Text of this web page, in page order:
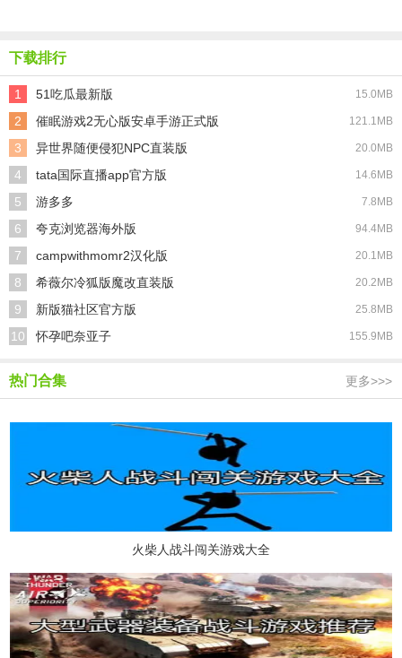
下载排行
1 51吃瓜最新版 15.0MB
2 催眠游戏2无心版安卓手游正式版 121.1MB
3 异世界随便侵犯NPC直装版 20.0MB
4 tata国际直播app官方版 14.6MB
5 游多多 7.8MB
6 夸克浏览器海外版 94.4MB
7 campwithmomr2汉化版 20.1MB
8 希薇尔冷狐版魔改直装版 20.2MB
9 新版猫社区官方版 25.8MB
10 怀孕吧奈亚子 155.9MB
热门合集 更多>>>
火柴人战斗闯关游戏大全